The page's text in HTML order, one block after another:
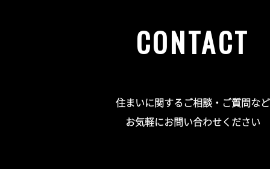
CONTACT
住まいに関するご相談・ご質問など
お気軽にお問い合わせください